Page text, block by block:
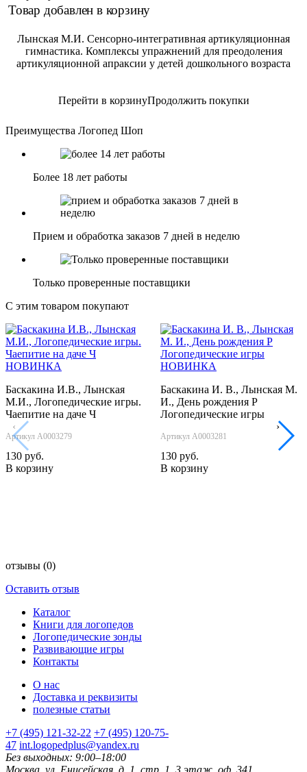
Товар добавлен в корзину
Лынская М.И. Сенсорно-интегративная артикуляционная
гимнастика. Комплексы упражнений для преодоления
артикуляционной апраксии у детей дошкольного возраста
Перейти в корзинуПродолжить покупки
Преимущества Логопед Шоп
Более 18 лет работы
Прием и обработка заказов 7 дней в неделю
Только проверенные поставщики
С этим товаром покупают
НОВИНКА
Баскакина И.В., Лынская
М.И., Логопедические игры.
Чаепитие на даче Ч
Артикул А0003279
130 руб.
В корзину
НОВИНКА
Баскакина И. В., Лынская М.
И., День рождения Р
Логопедические игры
Артикул А0003281
130 руб.
В корзину
‹ ›
отзывы (0)
Оставить отзыв
Каталог
Книги для логопедов
Логопедические зонды
Развивающие игры
Контакты
О нас
Доставка и реквизиты
полезные статьи
+7 (495) 121-32-22 +7 (495) 120-75-
47 int.logopedplus@yandex.ru
Без выходных: 9:00–18:00
Москва, ул. Енисейская, д. 1, стр. 1, 3 этаж, оф. 341